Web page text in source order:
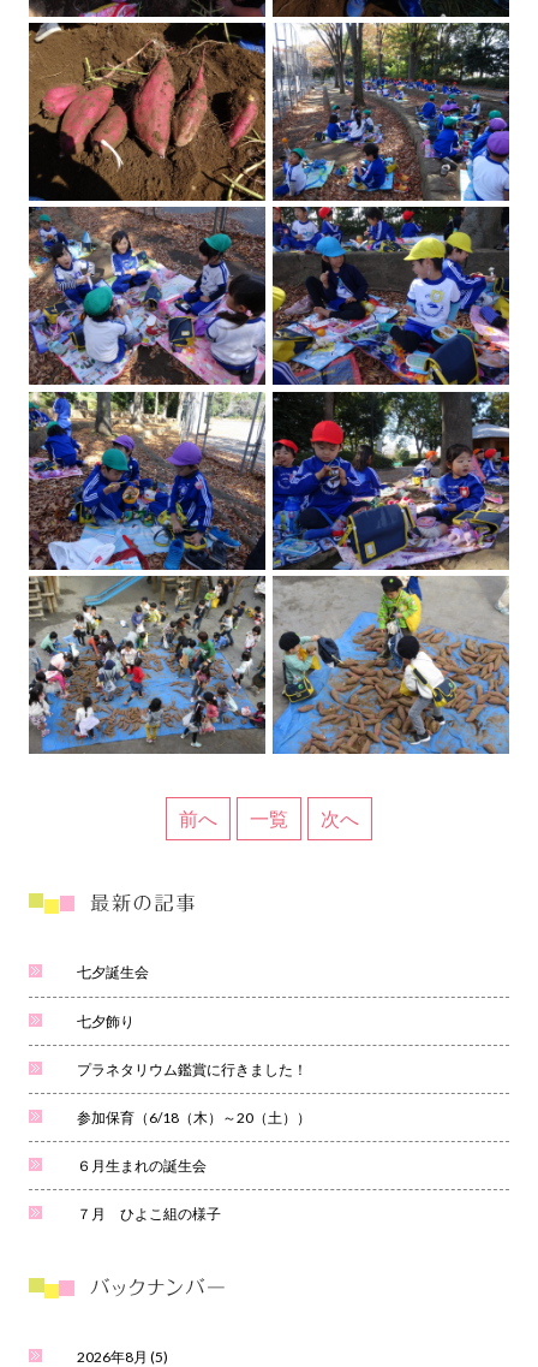
前へ 一覧 次へ
七夕誕生会
七夕飾り
プラネタリウム鑑賞に行きました！
参加保育（6/18（木）～20（土））
６月生まれの誕生会
７月 ひよこ組の様子
2026年8月 (5)